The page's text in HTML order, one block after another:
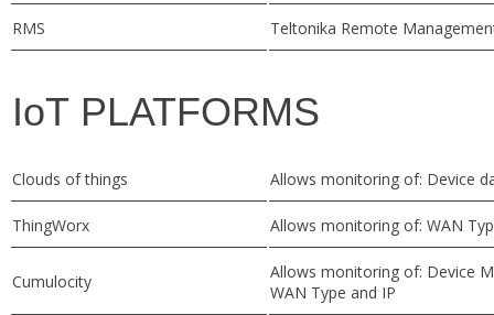
RMS Teltonika Remote
IoT PLATFORMS
Clouds of things Allows monitoring of: Device
ThingWorx Allows monitoring of: WAN
Cumulocity
Allows monitoring of: Device
WAN Type and IP